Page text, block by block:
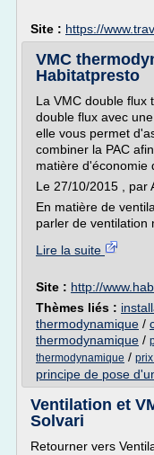
Site : https://
VMC
Habitatpresto
La VMC double flux
double flux avec
elle vous permet
combiner la PAC
matière d'économie
Le 27/10/2015 , par
En matière de
parler de ventilation
Lire la suite
Site : http://
Thèmes liés :
thermodynamique /
thermodynamique /
thermodynamique /
principe de pose
Ventilation et
Solvari
Retourner vers